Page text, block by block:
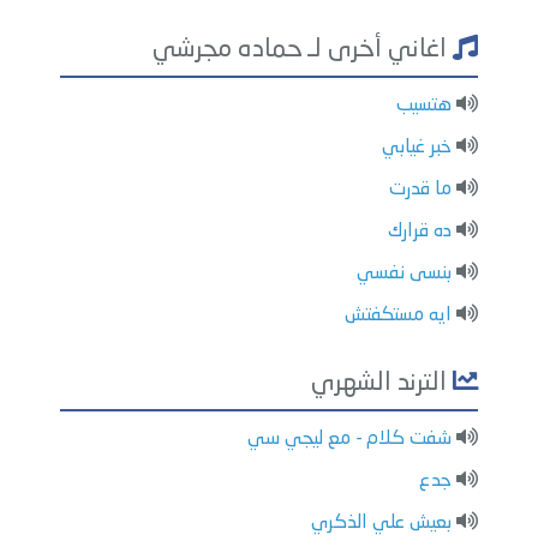
اغاني أخرى لـ حماده مجرشي
هتسيب
خبر غيابي
ما قدرت
ده قرارك
بنسى نفسي
ايه مستكفتش
الترند الشهري
شفت كلام - مع ليجي سي
جدع
بعيش علي الذكري